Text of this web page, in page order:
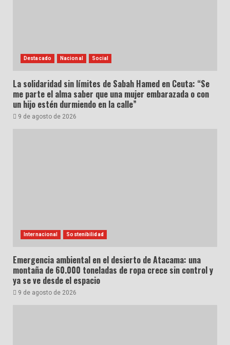
Destacado Nacional Social
La solidaridad sin límites de Sabah Hamed en Ceuta: “Se
me parte el alma saber que una mujer embarazada o con
un hijo estén durmiendo en la calle”
9 de agosto de 2026
Internacional Sostenibilidad
Emergencia ambiental en el desierto de Atacama: una
montaña de 60.000 toneladas de ropa crece sin control y
ya se ve desde el espacio
9 de agosto de 2026